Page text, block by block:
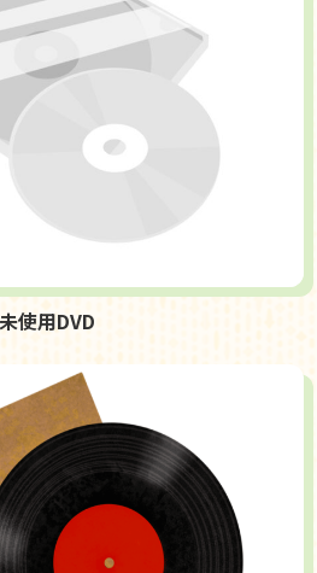
未使用DVD